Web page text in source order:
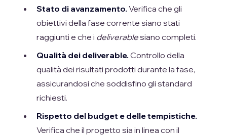
Stato di avanzamento. Verifica che gli
obiettivi della fase corrente siano stati
raggiunti e che i deliverablesiano completi.
Qualità dei deliverable. Controllo della
qualità dei risultati prodotti durante la fase,
assicurandosi che soddisfino gli standard
richiesti.
Rispetto del budget e delle tempistiche.
Verifica che il progetto sia in linea con il